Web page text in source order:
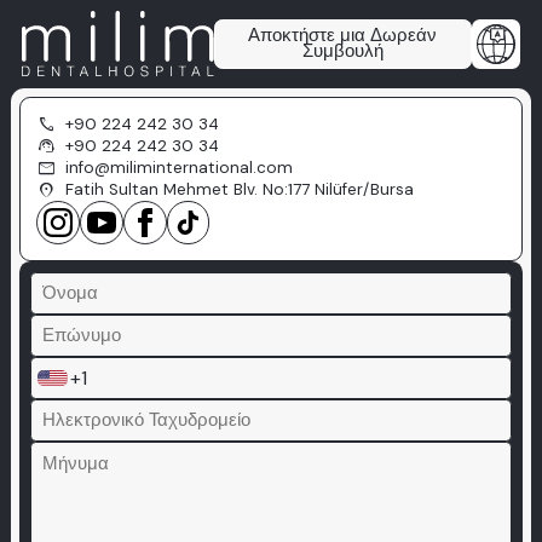
Αποκτήστε μια Δωρεάν
Συμβουλή
call +90 224 242 30 34
support_agent +90 224 242 30 34
mail info@miliminternational.com
location_on Fatih Sultan Mehmet Blv. No:177 Nilüfer/Bursa
+1